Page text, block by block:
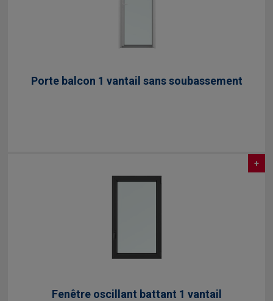
Porte balcon 1 vantail sans soubassement
+
Fenêtre oscillant battant 1 vantail